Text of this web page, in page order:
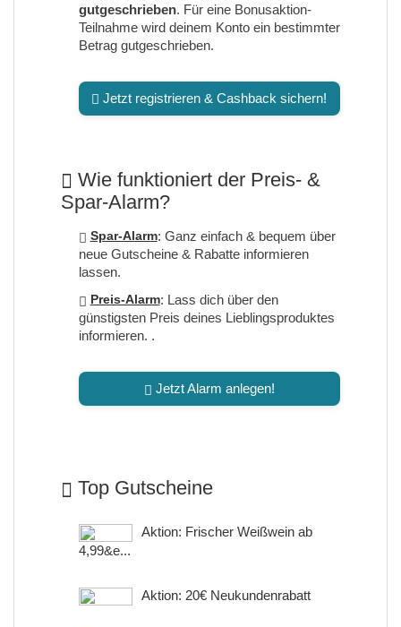
gutgeschrieben. Für eine Bonusaktion-
Teilnahme wird deinem Konto ein bestimmter
Betrag gutgeschrieben.
Jetzt registrieren & Cashback sichern!
Wie funktioniert der Preis- &
Spar-Alarm?
Spar-Alarm: Ganz einfach & bequem über
neue Gutscheine & Rabatte informieren
lassen.
Preis-Alarm: Lass dich über den
günstigsten Preis deines Lieblingsproduktes
informieren. .
Jetzt Alarm anlegen!
Top Gutscheine
Aktion: Frischer Weißwein ab
4,99&e...
Aktion: 20€ Neukundenrabatt